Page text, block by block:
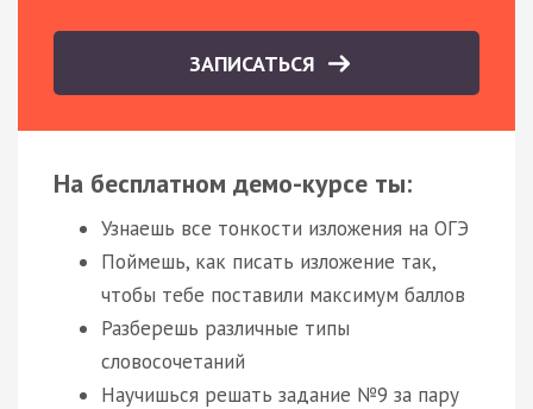
ЗАПИСАТЬСЯ
На бесплатном демо-курсе ты:
Узнаешь все тонкости изложения на ОГЭ
Поймешь, как писать изложение так,
чтобы тебе поставили максимум баллов
Разберешь различные типы
словосочетаний
Научишься решать задание №9 за пару